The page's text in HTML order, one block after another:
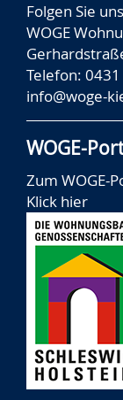
Folgen Sie
WOGE
Telefon:
info@woge-
WOGE-
Zum WOGE-
Klick hier